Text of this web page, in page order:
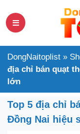
DongNaitoplist »
địa chỉ bán quạt
lớn
Top 5 địa chỉ
Đồng Nai hiệu